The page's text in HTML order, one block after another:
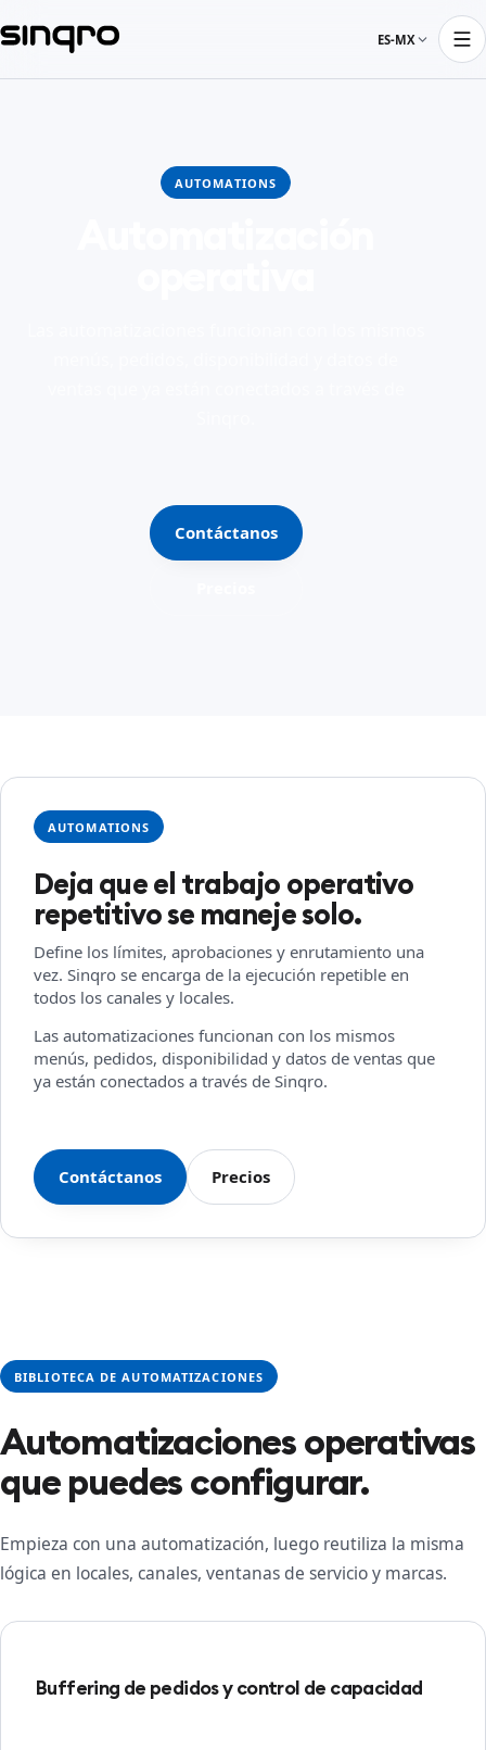
ES-MX
AUTOMATIONS
Contáctanos
AUTOMATIONS
Deja que el trabajo operativo
repetitivo se maneje solo.
Define los límites, aprobaciones y enrutamiento una
vez. Sinqro se encarga de la ejecución repetible en
todos los canales y locales.
Las automatizaciones funcionan con los mismos
menús, pedidos, disponibilidad y datos de ventas que
ya están conectados a través de Sinqro.
Contáctanos Precios
BIBLIOTECA DE AUTOMATIZACIONES
Automatizaciones operativas
que puedes configurar.
Empieza con una automatización, luego reutiliza la misma
lógica en locales, canales, ventanas de servicio y marcas.
Buffering de pedidos y control de capacidad